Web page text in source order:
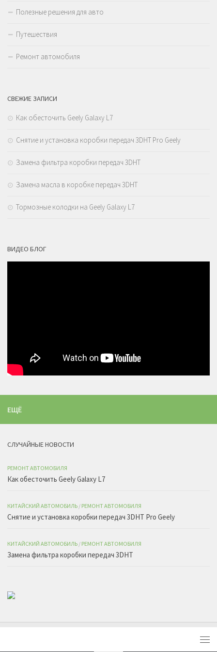
Полезные решения для авто
Путешествия
Ремонт автомобиля
СВЕЖИЕ ЗАПИСИ
Как обесточить Geely Galaxy L7
Снятие и установка коробки передач 3DHT Pro Geely
Замена фильтра коробки передач 3DHT
Замена масла в коробке передач 3DHT
Тормозные колодки на Geely Galaxy L7
ВИДЕО БЛОГ
ЕЩЁ
СЛУЧАЙНЫЕ НОВОСТИ
РЕМОНТ АВТОМОБИЛЯ
Как обесточить Geely Galaxy L7
КИТАЙСКИЙ АВТОМОБИЛЬ / РЕМОНТ АВТОМОБИЛЯ
Снятие и установка коробки передач 3DHT Pro Geely
КИТАЙСКИЙ АВТОМОБИЛЬ / РЕМОНТ АВТОМОБИЛЯ
Замена фильтра коробки передач 3DHT